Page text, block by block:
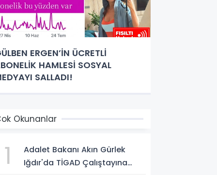
ERGEN’İN ÜCRETLİ
HAMLESİ SOSYAL
SALLADI!
Okunanlar
1
Adalet Bakanı Akın Gürlek
Iğdır'da TİGAD Çalıştayına